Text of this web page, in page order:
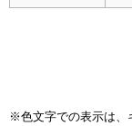
※色文字での表示は、